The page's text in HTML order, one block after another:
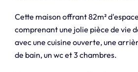
Cette maison offrant 82m²
comprenant une jolie pièce de vie
avec une cuisine ouverte, une
de bain, un wc et 3 chambres.